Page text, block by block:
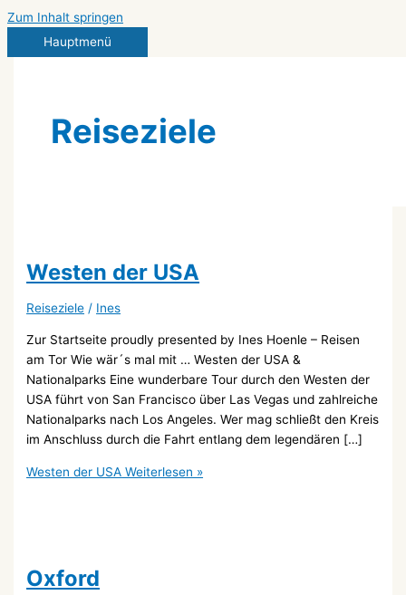
Zum Inhalt springen
Hauptmenü
Reiseziele
Westen der USA
Reiseziele / Ines
Zur Startseite proudly presented by Ines Hoenle – Reisen
am Tor Wie wär´s mal mit … Westen der USA &
Nationalparks Eine wunderbare Tour durch den Westen der
USA führt von San Francisco über Las Vegas und zahlreiche
Nationalparks nach Los Angeles. Wer mag schließt den Kreis
im Anschluss durch die Fahrt entlang dem legendären […]
Westen der USA Weiterlesen »
Oxford